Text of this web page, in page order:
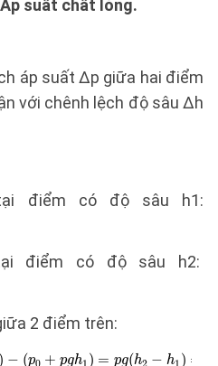
suất chất lỏng.
áp suất Δp giữa hai điểm
với chênh lệch độ sâu Δh
điểm có độ sâu h1:
điểm có độ sâu h2:
2 điểm trên: